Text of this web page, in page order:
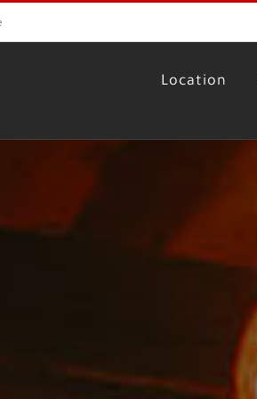
Location